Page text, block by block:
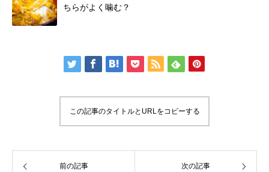
ちらがよく噛む？
この記事のタイトルとURLをコピーする
前の記事 次の記事